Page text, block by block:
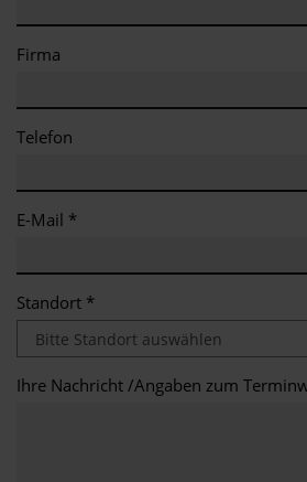
Firma
Telefon
E-Mail *
Standort *
Ihre Nachricht /Angaben zum